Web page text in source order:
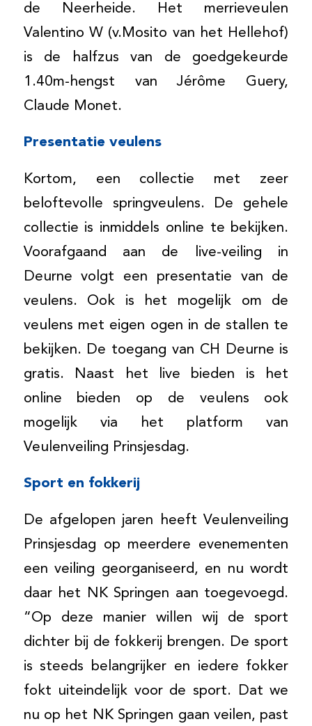
de Neerheide. Het merrieveulen
Valentino W (v.Mosito van het Hellehof)
is de halfzus van de goedgekeurde
1.40m-hengst van Jérôme Guery,
Claude Monet.
Presentatie veulens
Kortom, een collectie met zeer
beloftevolle springveulens. De gehele
collectie is inmiddels online te bekijken.
Voorafgaand aan de live-veiling in
Deurne volgt een presentatie van de
veulens. Ook is het mogelijk om de
veulens met eigen ogen in de stallen te
bekijken. De toegang van CH Deurne is
gratis. Naast het live bieden is het
online bieden op de veulens ook
mogelijk via het platform van
Veulenveiling Prinsjesdag.
Sport en fokkerij
De afgelopen jaren heeft Veulenveiling
Prinsjesdag op meerdere evenementen
een veiling georganiseerd, en nu wordt
daar het NK Springen aan toegevoegd.
“Op deze manier willen wij de sport
dichter bij de fokkerij brengen. De sport
is steeds belangrijker en iedere fokker
fokt uiteindelijk voor de sport. Dat we
nu op het NK Springen gaan veilen, past